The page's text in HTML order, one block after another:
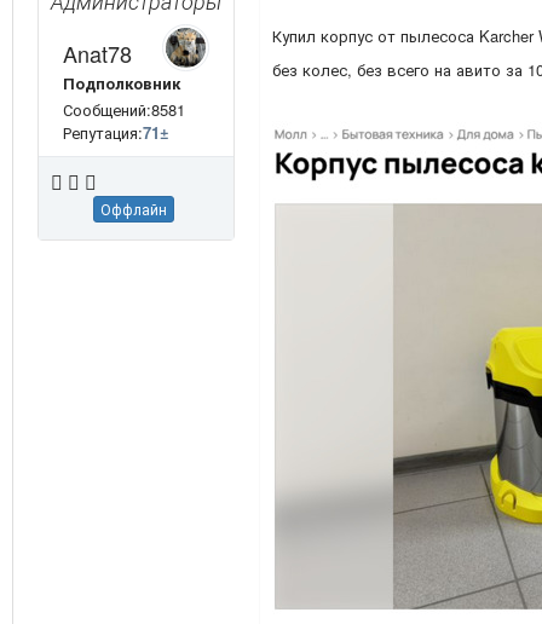
Anat78
Подполковник
Сообщений:8581
Репутация:71±
Оффлайн
Купил корпус от пылесоса Karcher
без колес, без всего на авито за